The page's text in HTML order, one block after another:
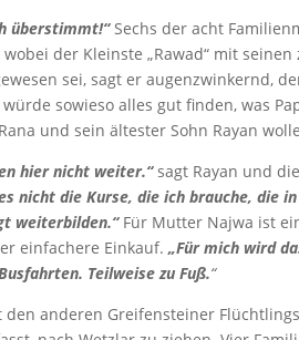
überstimmt!“Sechs der acht
der Kleinste „Rawad“ mit
sei, sagt er augenzwinkernd,
sowieso alles gut finden, was
und sein ältester Sohn Rayan
hier nicht weiter.“sagt Rayan und
nicht die Kurse, die ich brauche, die
weiterbilden.“Für Mutter Najwa ist
einfachere Einkauf. „Für mich wird
Teilweise zu Fuß.“
anderen Greifensteiner